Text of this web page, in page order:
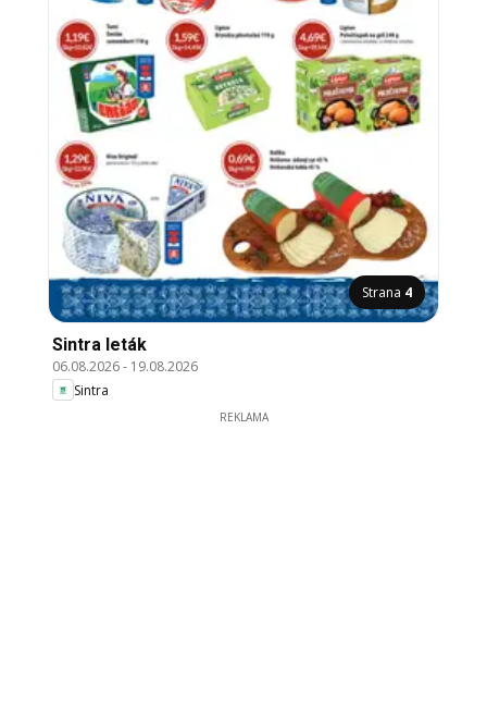
Strana 4
Sintra leták
06.08.2026- 19.08.2026
Sintra
REKLAMA